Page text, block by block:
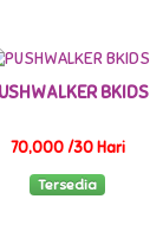
BKIDS
70,000 /30 Hari
Tersedia